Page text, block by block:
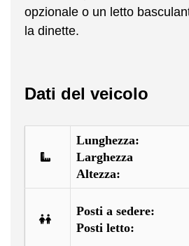
opzionale o un letto
la dinette.
Dati del veicolo
Lunghezza:
Larghezza
Altezza:
Posti a sedere:
Posti letto: